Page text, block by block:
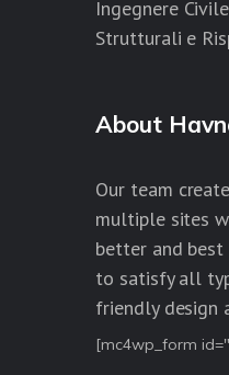
Ingegnere
Strutturali e
About
Our team
multiple sites
better and best
to satisfy all
friendly design
[mc4wp_form